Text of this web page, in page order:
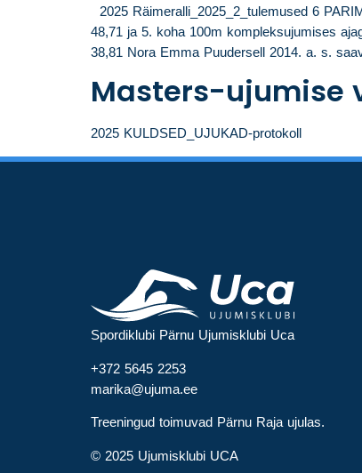
2025 Räimeralli_2025_2_tulemused 6
48,71 ja 5. koha 100m kompleksujumises
38,81 Nora Emma Puudersell 2014. a. s.
Masters-ujumise
2025 KULDSED_UJUKAD-protokoll
Spordiklubi Pärnu Ujumisklubi Uca
+372 5645 2253
marika@ujuma.ee
Treeningud toimuvad Pärnu Raja ujulas.
© 2025 Ujumisklubi UCA